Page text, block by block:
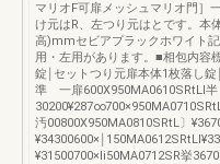
マリオF可扉メッシュマリオ門］
け元はR、左つり元はとです。本
高)mmセビアプラックホワイト
用・左用があります。■相包内容
錠￨セットつり元扉本体1枚落し
準 一扉600X950MA0610SRtLl半
汚00800X950MA0810SRtL〕
¥34300600×￨
¥31500700×li50MA0712SR挙